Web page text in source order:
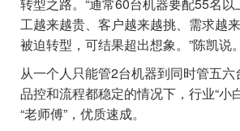
工越来越贵、客户越来越挑、需求越
被迫转型，可结果超出想象。”陈凯说。
从一个人只能管2台机器到同时管五
品控和流程都稳定的情况下，行业“小
“老师傅”，优质速成。